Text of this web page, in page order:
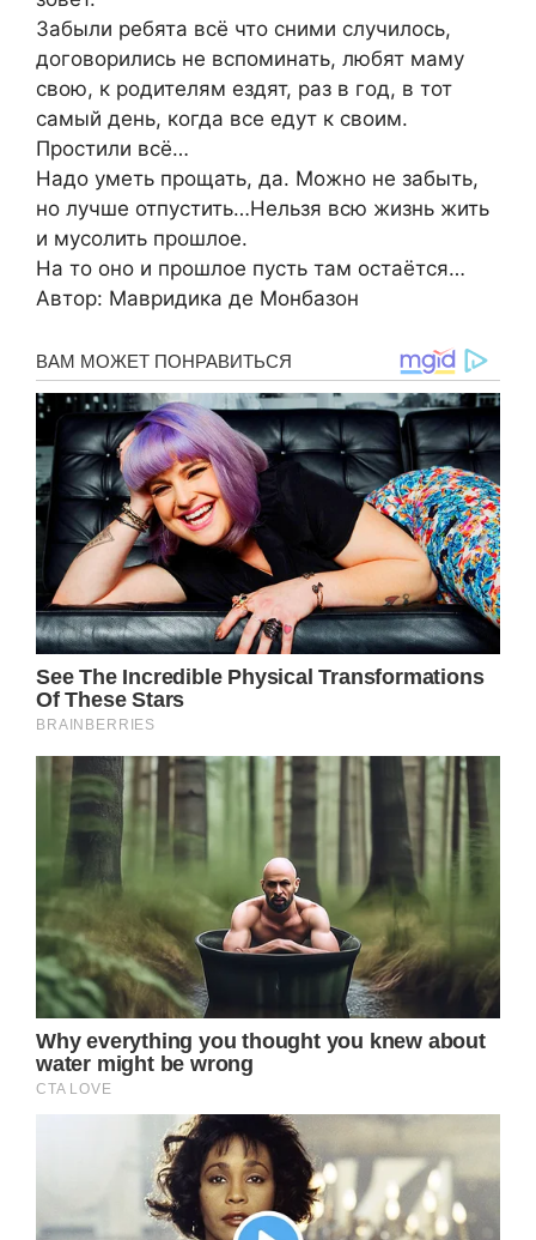
Забыли ребята всё что сними случилось,
договорились не вспоминать, любят маму
свою, к родителям ездят, раз в год, в тот
самый день, когда все едут к своим.
Простили всё…
Надо уметь прощать, да. Можно не забыть,
но лучше отпустить…Нельзя всю жизнь жить
и мусолить прошлое.
На то оно и прошлое пусть там остаётся…
Автор: Мавридика де Монбазон